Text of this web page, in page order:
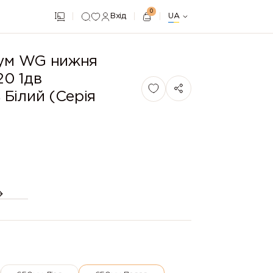
Вхід
0
UA
WG нижня
1дв
(Серія